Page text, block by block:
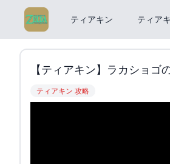
ティアキン ティア
【ティアキン】ラカショ
ティアキン 攻略